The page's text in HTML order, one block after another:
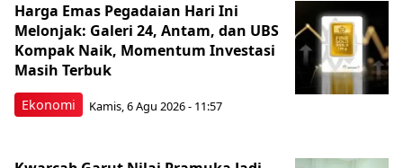
Ekonomi
Harga Emas Pegadaian Hari Ini
Melonjak: Galeri 24, Antam, dan UBS
Kompak Naik, Momentum Investasi
Masih Terbuk
Kamis, 6 Agu 2026 - 11:57